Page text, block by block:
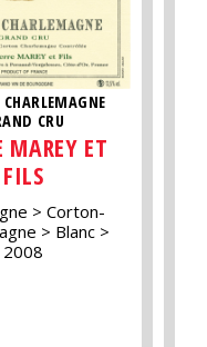
CRU
MAREY ET
FILS
Corton-
Blanc
2008